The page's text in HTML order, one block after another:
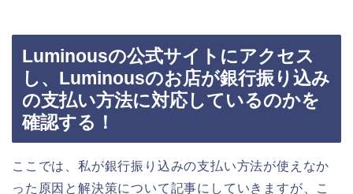
Luminousの公式サイトにアクセス
し、Luminousのお店が銀行振り込み
の支払い方法に対応しているのかを
確認する！
ここでは、私が銀行振り込みの支払い方法が使えなか
った原因と解決策について記事にしていきますが、こ